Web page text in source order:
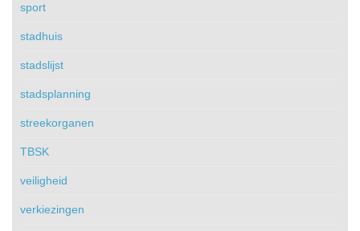
sport
stadhuis
stadslijst
stadsplanning
streekorganen
TBSK
veiligheid
verkiezingen